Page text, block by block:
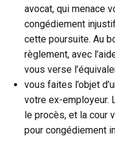
avocat, qui menace
congédiement
cette poursuite. Au
règlement, avec
vous verse
vous faites l’objet
votre ex-employeur.
le procès, et la cour
pour congédiement